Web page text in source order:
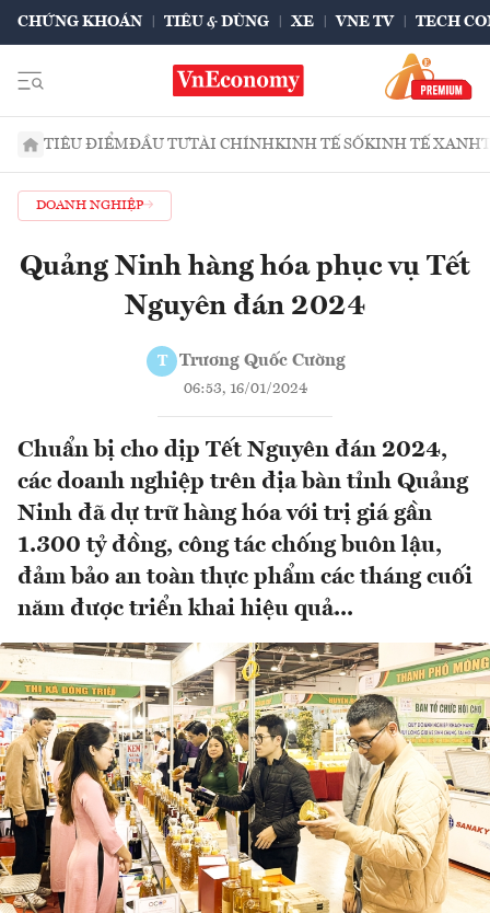
CHỨNG KHOÁN TIÊU & DÙNG XE VNE TV TECH
TIÊU ĐIỂMĐẦU TƯTÀI CHÍNHKINH TẾ SỐKINH TẾ XANH
DOANH NGHIỆP
Quảng Ninh hàng hóa phục vụ Tết
Nguyên đán 2024
T Trương Quốc Cường
06:53, 16/01/2024
Chuẩn bị cho dịp Tết Nguyên đán 2024,
các doanh nghiệp trên địa bàn tỉnh Quảng
Ninh đã dự trữ hàng hóa với trị giá gần
1.300 tỷ đồng, công tác chống buôn lậu,
đảm bảo an toàn thực phẩm các tháng cuối
năm được triển khai hiệu quả...